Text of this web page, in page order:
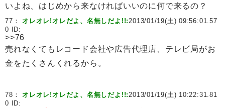
いよね、はじめから来なければいいのに何で来るの？
77：オレオレ!オレだよ、名無しだよ!!:2013/01/19(土) 09:56:01.57
0 ID:
>>76
売れなくてもレコード会社や広告代理店、テレビ局がお
金をたくさんくれるから。
78：オレオレ!オレだよ、名無しだよ!!:2013/01/19(土) 10:22:31.81
0 ID: